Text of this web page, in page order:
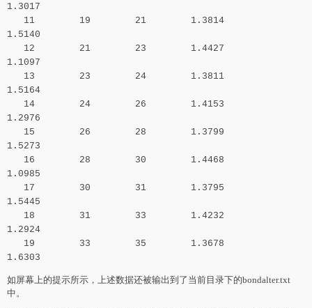
1.3017
11 19 21 1.3814
1.5140
12 21 23 1.4427
1.1097
13 23 24 1.3811
1.5164
14 24 26 1.4153
1.2976
15 26 28 1.3799
1.5273
16 28 30 1.4468
1.0985
17 30 31 1.3795
1.5445
18 31 33 1.4232
1.2924
19 33 35 1.3678
1.6303
如屏幕上的提示所示，上述数据还被输出到了当前目录下的bondalter.txt
中。